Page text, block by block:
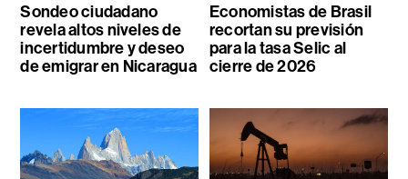
Sondeo ciudadano
revela altos niveles de
incertidumbre y deseo
de emigrar en Nicaragua
Economistas de Brasil
recortan su previsión
para la tasa Selic al
cierre de 2026